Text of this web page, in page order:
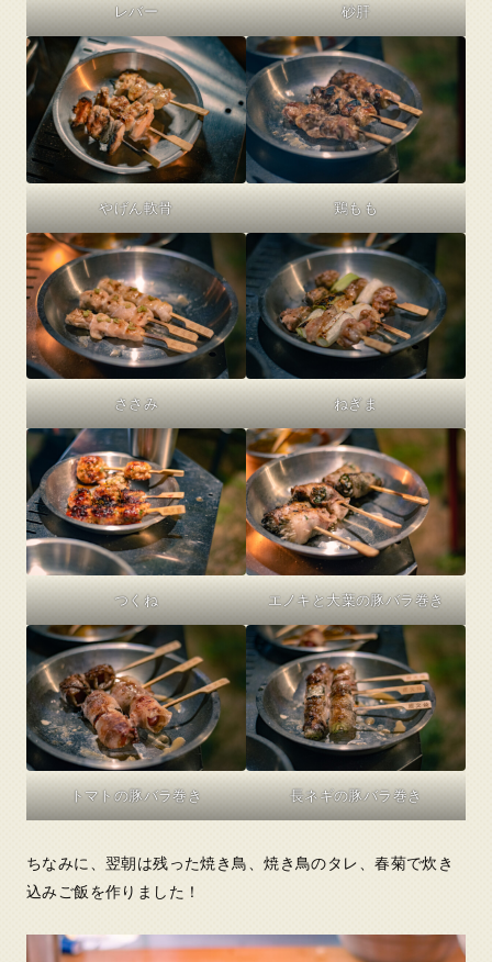
レバー 砂肝
やげん軟骨 鶏もも
ささみ ねぎま
つくね エノキと大葉の豚バラ巻き
トマトの豚バラ巻き 長ネギの豚バラ巻き
ちなみに、翌朝は残った焼き鳥、焼き鳥のタレ、春菊で炊き
込みご飯を作りました！